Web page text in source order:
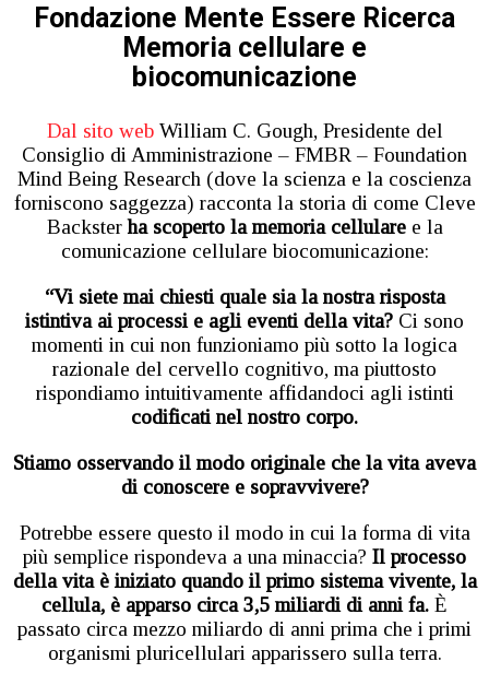
Fondazione Mente Essere Ricerca
Memoria cellulare e
biocomunicazione
Dal sito webWilliam C. Gough, Presidente del
Consiglio di Amministrazione – FMBR – Foundation
Mind Being Research (dove la scienza e la coscienza
forniscono saggezza) racconta la storia di come Cleve
Backsterha scoperto la memoria cellularee la
comunicazione cellulare biocomunicazione:
“Vi siete mai chiesti quale sia la nostra risposta
istintiva ai processi e agli eventi della vita? Ci sono
momenti in cui non funzioniamo più sotto la logica
razionale del cervello cognitivo, ma piuttosto
rispondiamo intuitivamente affidandoci agli istinti
codificati nel nostro corpo.
Stiamo osservando il modo originale che la vita aveva
di conoscere e sopravvivere?
Potrebbe essere questo il modo in cui la forma di vita
più semplice rispondeva a una minaccia? Il processo
della vita è iniziato quando il primo sistema vivente, la
cellula, è apparso circa 3,5 miliardi di anni fa. È
passato circa mezzo miliardo di anni prima che i primi
organismi pluricellulari apparissero sulla terra.